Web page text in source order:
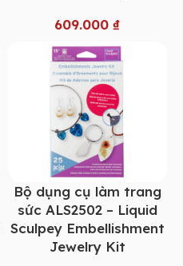
609.000₫
Bộ dụng cụ làm trang
sức ALS2502 – Liquid
Sculpey Embellishment
Jewelry Kit